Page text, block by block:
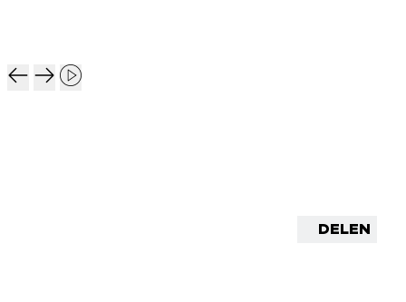
DELEN